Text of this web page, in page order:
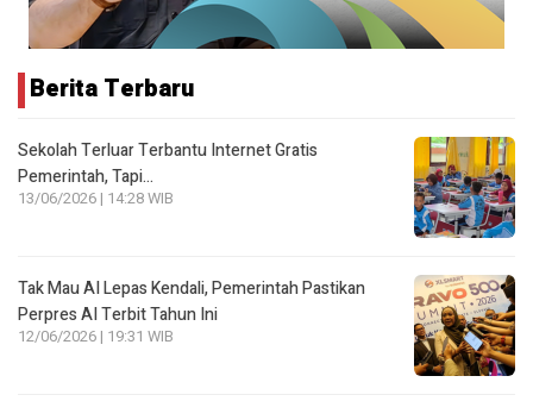
Berita Terbaru
Sekolah Terluar Terbantu Internet Gratis
Pemerintah, Tapi…
13/06/2026 | 14:28 WIB
Tak Mau AI Lepas Kendali, Pemerintah Pastikan
Perpres AI Terbit Tahun Ini
12/06/2026 | 19:31 WIB